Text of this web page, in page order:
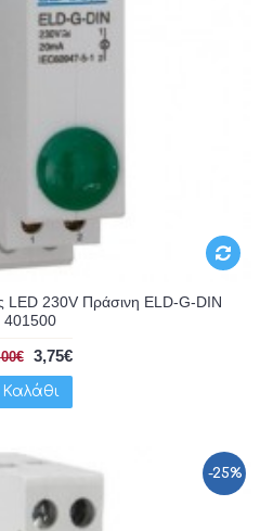
LED 230V Πράσινη ELD-G-DIN
401500
3,75€
Καλάθι
-25%